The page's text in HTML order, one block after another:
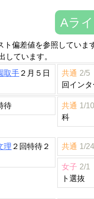
Aラ
偏差値を参照していま
しています。
取手 ２月５日 共通 2/5
回インタ
待 共通 1/10
科
理 ２回特待２ 共通 1/24
女子 2/1
ト選抜